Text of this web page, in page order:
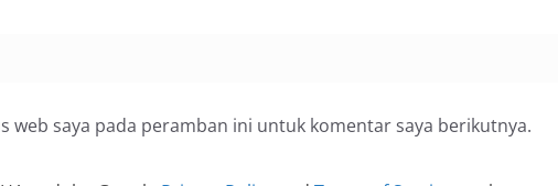
web saya pada peramban ini untuk komentar saya berikutnya.